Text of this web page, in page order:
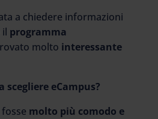
a chiedere informazioni
programma
molto interessante
scegliere eCampus?
molto più comodo e